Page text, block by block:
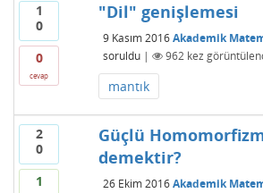
1
0
0
cevap
"Dil" genişlemesi
9 Kasım 2016 Akademik
soruldu | 962kez
mantık
2
0
1
Güçlü
demektir?
26 Ekim 2016 Akademik